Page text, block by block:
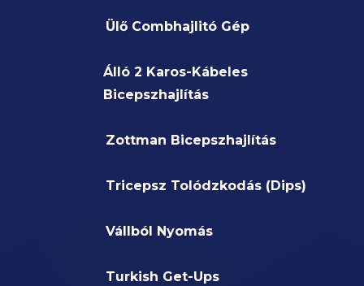
Ülő Combhajlitó Gép
Álló 2 Karos-Kábeles
Bicepszhajlítás
Zottman Bicepszhajlítás
Tricepsz Tolódzkodás (Dips)
Vállból Nyomás
Turkish Get-Ups